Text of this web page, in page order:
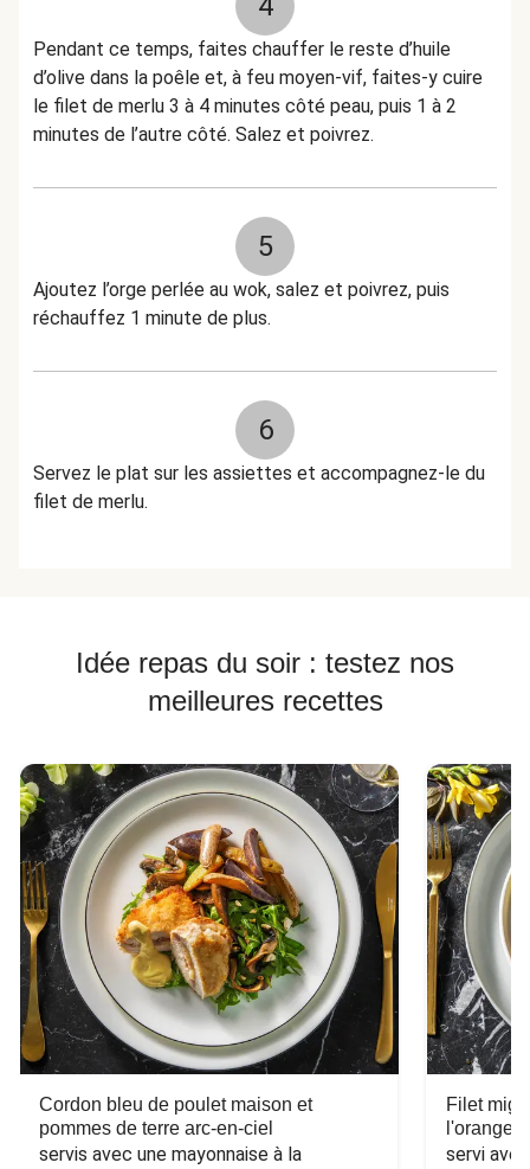
Pendant ce temps, faites chauffer le reste d’huile
d’olive dans la poêle et, à feu moyen-vif, faites-y cuire
le filet de merlu 3 à 4 minutes côté peau, puis 1 à 2
minutes de l’autre côté. Salez et poivrez.
5
Ajoutez l’orge perlée au wok, salez et poivrez, puis
réchauffez 1 minute de plus.
6
Servez le plat sur les assiettes et accompagnez-le du
filet de merlu.
Idée repas du soir : testez nos
meilleures recettes
Cordon bleu de poulet maison et
pommes de terre arc-en-ciel
servis avec une mayonnaise à la
Filet
l'orange
servi